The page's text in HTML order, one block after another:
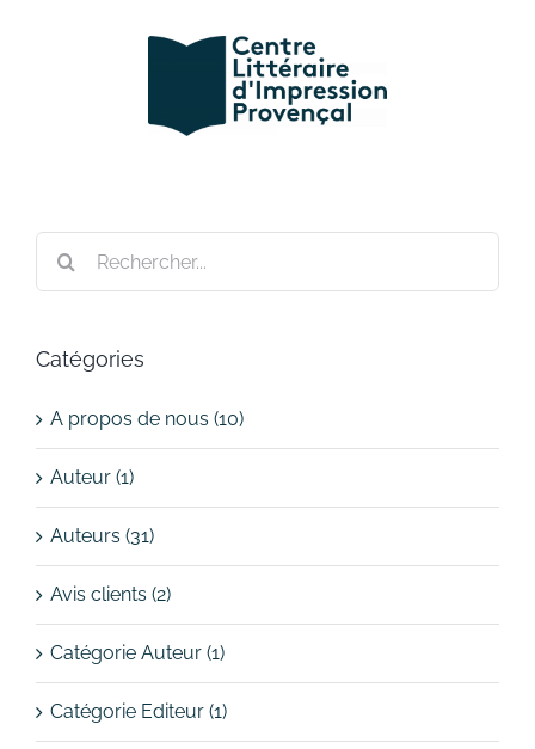
Catégories
A propos de nous (10)
Auteur (1)
Auteurs (31)
Avis clients (2)
Catégorie Auteur (1)
Catégorie Editeur (1)